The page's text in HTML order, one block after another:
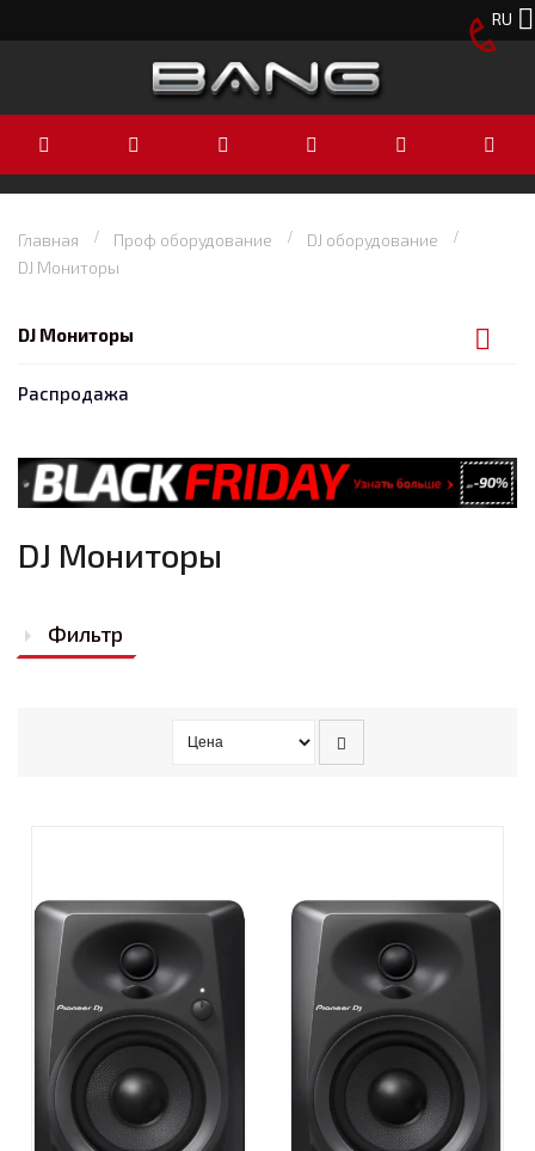
RU
Главная Проф оборудование
DJ оборудование
DJ Мониторы
DJ Мониторы
Распродажа
DJ Мониторы
Фильтр